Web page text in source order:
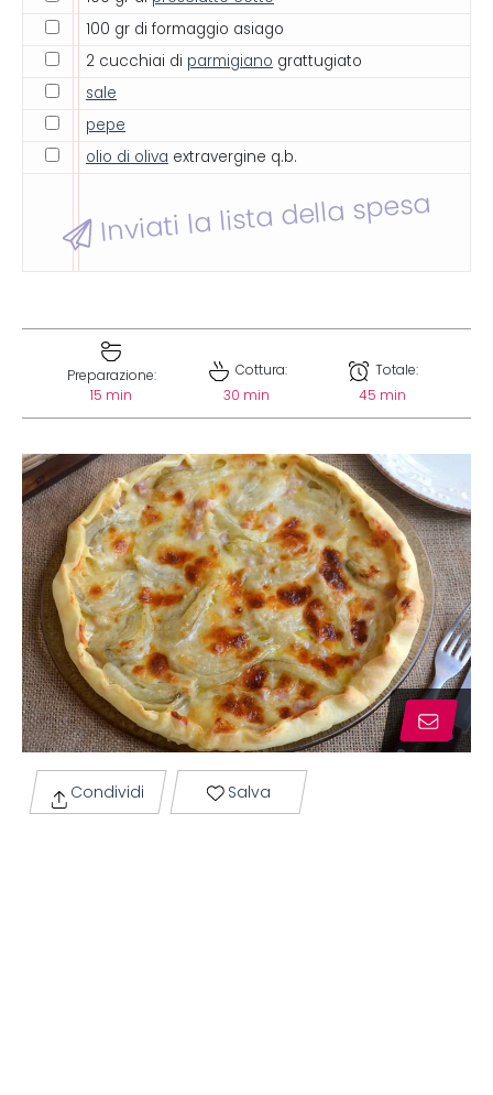
100 gr di formaggio asiago
2 cucchiai di parmigiano grattugiato
sale
pepe
olio di oliva extravergine q.b.
Inviati la lista della spesa
Preparazione:
15 min
Cottura:
30 min
Totale:
45 min
Condividi Salva